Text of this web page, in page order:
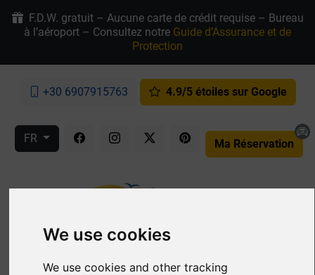
F.D.W. gratuit – Aucune carte de crédit requise – Bureau
à l’aéroport – Consultez notre Guide d’Assurance et de
Protection
+30 6907915763 4.9/5 étoiles sur Google
FR Ma Réservation
We use cookies
We use cookies and other tracking